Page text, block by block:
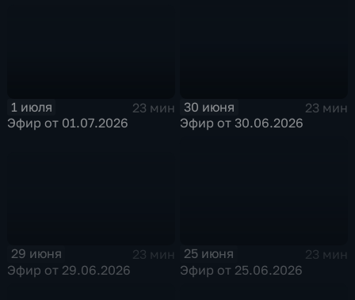
1 июля
23 мин
Эфир от 01.07.2026
30 июня
23 мин
Эфир от 30.06.2026
29 июня
23 мин
Эфир от 29.06.2026
25 июня
23 мин
Эфир от 25.06.2026